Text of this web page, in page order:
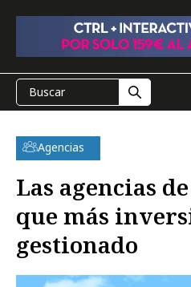
Agencias
Las agencias
que más
gestionado